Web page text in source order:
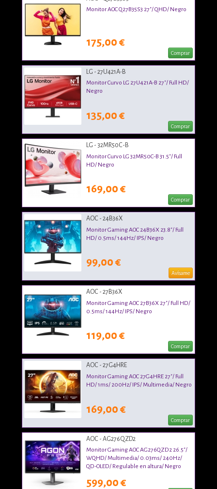
Monitor AOC Q27B35S3 27"/ QHD/ Negro
175,00 €
Comprar
LG - 27U421A-B
Monitor Curvo LG 27U421A-B 27"/ Full HD/
Negro
135,00 €
Comprar
LG - 32MR50C-B
Monitor Curvo LG 32MR50C-B 31.5"/ Full
HD/ Negro
169,00 €
Comprar
AOC - 24B36X
Monitor Gaming AOC 24B36X 23.8"/ Full
HD/ 0.5ms/ 144Hz/ IPS/ Negro
99,00 €
Avísame
AOC - 27B36X
Monitor Gaming AOC 27B36X 27"/ Full HD/
0.5ms/ 144Hz/ IPS/ Negro
119,00 €
Comprar
AOC - 27G4HRE
Monitor Gaming AOC 27G4HRE 27"/ Full
HD/ 1ms/ 200Hz/ IPS/ Multimedia/ Negro
169,00 €
Comprar
AOC - AG276QZD2
Monitor Gaming AOC AG276QZD2 26.5"/
WQHD/ Multimedia/ 0.03ms/ 240Hz/
QD-OLED/ Regulable en altura/ Negro
599,00 €